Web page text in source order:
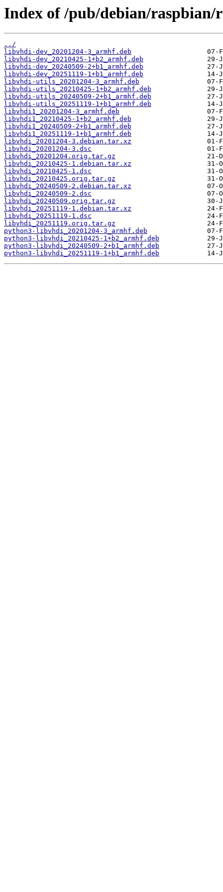
Index of /pub/debian/
../
libvhdi-dev_20201204-3_armhf.deb
libvhdi-dev_20210425-1+b2_armhf.deb
libvhdi-dev_20240509-2+b1_armhf.deb
libvhdi-dev_20251119-1+b1_armhf.deb
libvhdi-utils_20201204-3_armhf.deb
libvhdi-utils_20210425-1+b2_armhf.deb
libvhdi-utils_20240509-2+b1_armhf.deb
libvhdi-utils_20251119-1+b1_armhf.deb
libvhdi1_20201204-3_armhf.deb
libvhdi1_20210425-1+b2_armhf.deb
libvhdi1_20240509-2+b1_armhf.deb
libvhdi1_20251119-1+b1_armhf.deb
libvhdi_20201204-3.debian.tar.xz
libvhdi_20201204-3.dsc
libvhdi_20201204.orig.tar.gz
libvhdi_20210425-1.debian.tar.xz
libvhdi_20210425-1.dsc
libvhdi_20210425.orig.tar.gz
libvhdi_20240509-2.debian.tar.xz
libvhdi_20240509-2.dsc
libvhdi_20240509.orig.tar.gz
libvhdi_20251119-1.debian.tar.xz
libvhdi_20251119-1.dsc
libvhdi_20251119.orig.tar.gz
python3-libvhdi_20201204-3_armhf.deb
python3-libvhdi_20210425-1+b2_armhf.deb
python3-libvhdi_20240509-2+b1_armhf.deb
python3-libvhdi_20251119-1+b1_armhf.deb